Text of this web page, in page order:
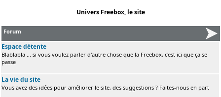
Univers Freebox, le site
Forum
Espace détente
Blablabla ... si vous voulez parler d'autre chose que la Freebox, c'est ici que ça se
passe
La vie du site
Vous avez des idées pour améliorer le site, des suggestions ? Faites-nous en part